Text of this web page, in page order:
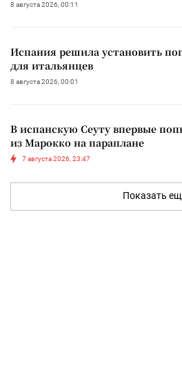
8 августа 2026, 00:11
Испания решила установить
для итальянцев
8 августа 2026, 00:01
В испанскую Сеуту впервые
из Марокко на параплане
7 августа 2026, 23:47
Показать